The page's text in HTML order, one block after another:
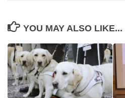
YOU MAY ALSO LIKE...